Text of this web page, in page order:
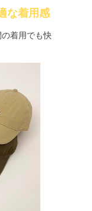
な着用感
着用でも快